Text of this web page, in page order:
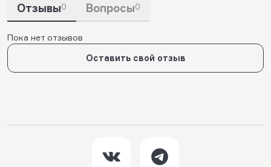
Отзывы0 Вопросы0
Пока нет отзывов
Оставить свой отзыв